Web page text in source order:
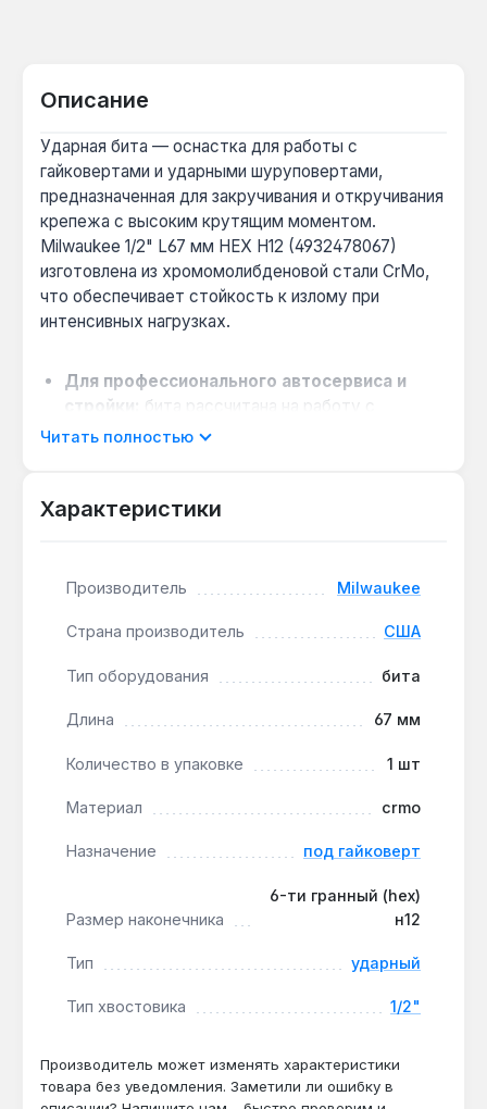
Описание
Ударная бита — оснастка для работы с
гайковертами и ударными шуруповертами,
предназначенная для закручивания и откручивания
крепежа с высоким крутящим моментом.
Milwaukee 1/2" L67 мм HEX H12 (4932478067)
изготовлена из хромомолибденовой стали CrMo,
что обеспечивает стойкость к излому при
интенсивных нагрузках.
Для профессионального автосервиса и
стройки:
бита рассчитана на работу с
гайковертами, имеющими квадратный
Точная фиксация крепежа:
граней и риск срыва.
обеспечивает достаточный вылет для доступа
к крепежу в моторном отсеке или за панелями,
сохраняя компактность.
Защита от коррозии:
фосфатное покрытие
влажной среде и улучшает сцепление с
Бита подходит для демонтажа и монтажа
металлоконструкций. Производство — США.
Гарантия 1 год, доставка по Украине.
Да — материал CrMo и ударная конструкция
Читать полностью
Характеристики
Производитель Milwaukee
Страна производитель США
Тип оборудования бита
Длина 67 мм
Количество в упаковке 1 шт
Материал crmo
Назначение под гайковерт
Размер наконечника
6-ти гранный (hex)
н12
Тип ударный
Тип хвостовика 1/2"
Производитель может изменять характеристики
товара без уведомления. Заметили ли ошибку в